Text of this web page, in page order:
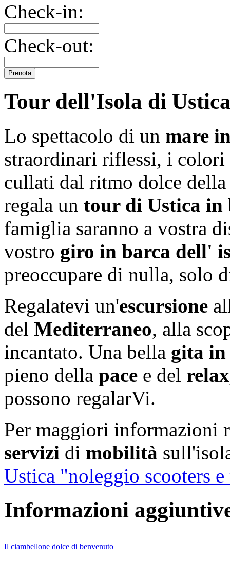
Check-in:
Check-out:
Prenota
Tour dell'Isola di
Lo spettacolo di un mare
straordinari riflessi, i colori
cullati dal ritmo dolce della
regala un tour di Ustica in
famiglia saranno a vostra
vostro giro in barca dell'
preoccupare di nulla, solo
Regalatevi un'escursione
del Mediterraneo, alla
incantato. Una bella gita in
pieno della pace e del
possono regalarVi.
Per maggiori informazioni
servizi di mobilità
Ustica "noleggio scooters
Informazioni
Il ciambellone dolce di benvenuto